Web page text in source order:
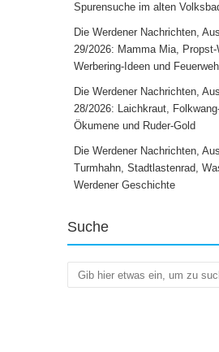
Spurensuche im alten
Die Werdener Nachrichten,
29/2026: Mamma Mia, Propst-
Werbering-Ideen und
Die Werdener Nachrichten,
28/2026: Laichkraut,
Ökumene und Ruder-Gold
Die Werdener Nachrichten,
Turmhahn, Stadtlastenrad,
Werdener Geschichte
Suche
Suchen